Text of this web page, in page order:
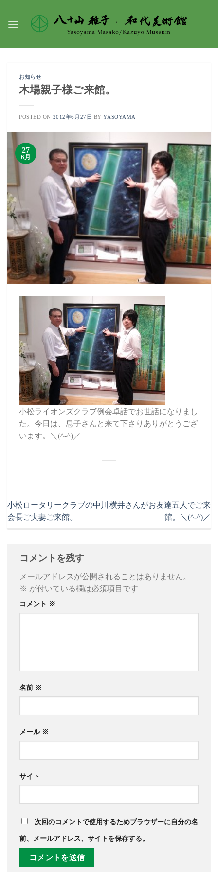
content
お知らせ
木場親子様ご来館。
POSTED ON 2012年6月27日 BYYASOYAMA
27
6月
小松ライオンズクラブ例会卓話でお世話になりまし
た。今日は、息子さんと来て下さりありがとうござ
います。＼(^-^)／
小松ロータリークラブの中川
会長ご夫妻ご来館。
横井さんがお友達五人でご来
館。＼(^-^)／
コメントを残す
メールアドレスが公開されることはありません。
※ が付いている欄は必須項目です
コメント ※
名前 ※
メール ※
サイト
次回のコメントで使用するためブラウザーに自分の名
前、メールアドレス、サイトを保存する。